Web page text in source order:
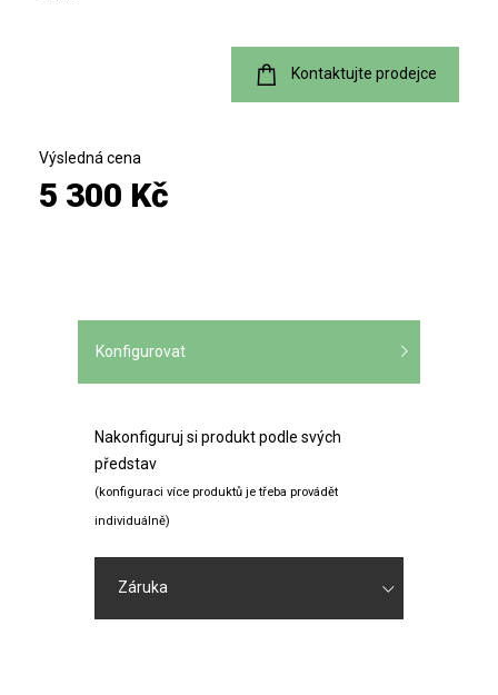
Kontaktujte prodejce
Výsledná cena
5 300 Kč
Konfigurovat
Nakonfiguruj si produkt podle svých
představ
(konfiguraci více produktů je třeba provádět
individuálně)
Záruka